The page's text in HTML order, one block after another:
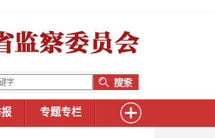
专题专栏